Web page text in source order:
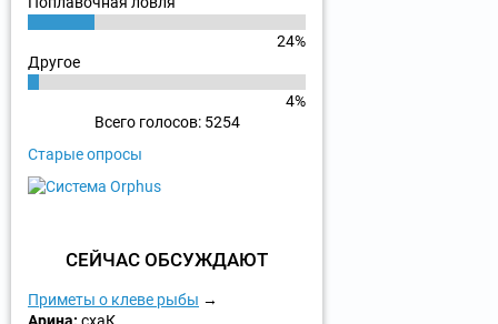
24%
Другое
4%
Всего голосов: 5254
Старые опросы
СЕЙЧАС ОБСУЖДАЮТ
Приметы о клеве рыбы